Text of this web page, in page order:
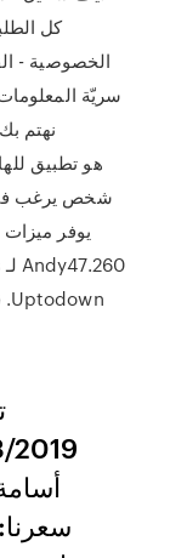
الخصوصية -
سريّة
نهتم
شخص يرغب في
يوفر